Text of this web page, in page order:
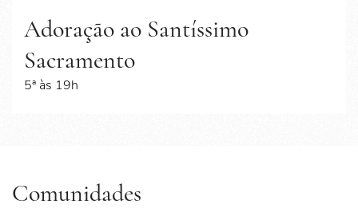
Adoração ao Santíssimo
Sacramento
5ª às 19h
Comunidades